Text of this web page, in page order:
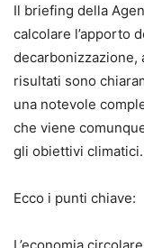
Il briefing della
calcolare l’apporto
decarbonizzazione,
risultati sono
una notevole
che viene
gli obiettivi climatici.
Ecco i punti chiave:
L’economia